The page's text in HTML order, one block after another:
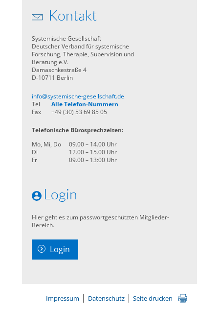
Kontakt
Systemische Gesellschaft
Deutscher Verband für systemische
Forschung, Therapie, Supervision und
Beratung e.V.
Damaschkestraße 4
D-10711 Berlin
info@systemische-gesellschaft.de
Tel
Alle Telefon-Nummern
Fax
+49 (30) 53 69 85 05
Telefonische Bürosprechzeiten:
Mo, Mi, Do
09.00 – 14.00 Uhr
Di
12.00 – 15.00 Uhr
Fr
09.00 – 13:00 Uhr
Login
Hier geht es zum passwortgeschützten Mitglieder-
Bereich.
Login
Impressum Datenschutz Seite drucken